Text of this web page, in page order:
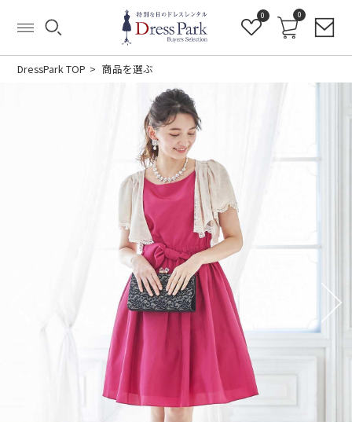
0 0
DressPark TOP 商品を選ぶ